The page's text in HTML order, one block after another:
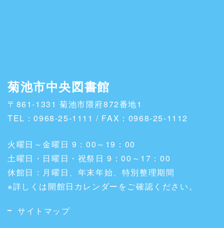
菊池市中央図書館
〒861-1331 菊池市隈府872番地1
TEL：0968-25-1111 / FAX：0968-25-1112
火曜日～金曜日 9：00～19：00
土曜日・日曜日・祝祭日 9：00～17：00
休館日：月曜日、年末年始、特別整理期間
※詳しくは開館日カレンダーをご確認ください。
サイトマップ